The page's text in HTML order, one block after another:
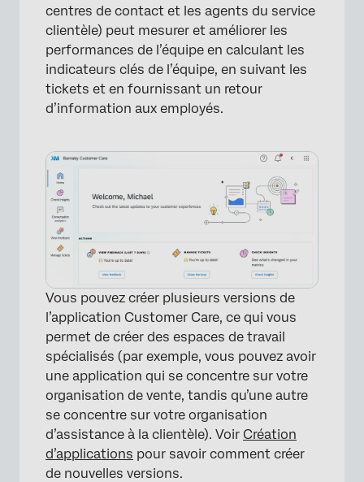
centres de contact et les agents du service
clientèle) peut mesurer et améliorer les
performances de l’équipe en calculant les
indicateurs clés de l’équipe, en suivant les
tickets et en fournissant un retour
d’information aux employés.
Vous pouvez créer plusieurs versions de
l’application Customer Care, ce qui vous
permet de créer des espaces de travail
spécialisés (par exemple, vous pouvez avoir
une application qui se concentre sur votre
organisation de vente, tandis qu’une autre
se concentre sur votre organisation
d’assistance à la clientèle). Voir Création
d’applications pour savoir comment créer
de nouvelles versions.